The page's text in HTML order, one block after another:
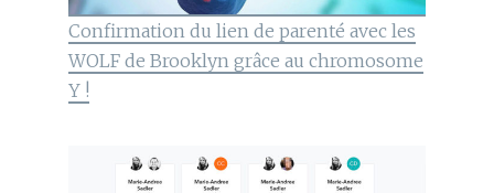
Confirmation du lien de parenté avec les
WOLF de Brooklyn grâce au chromosome
Y !